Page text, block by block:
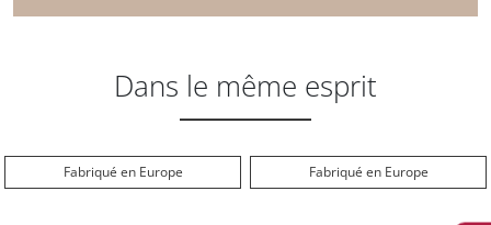
Dans le même esprit
Fabriqué en Europe Fabriqué en Europe